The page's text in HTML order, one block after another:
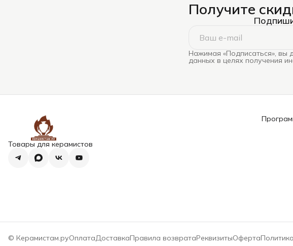
Получите
Нажимая «Подписаться», вы
данных в целях получения
Товары для керамистов
© Керамистам.руОплатаДоставкаПравила возвратаРеквизитыОферта